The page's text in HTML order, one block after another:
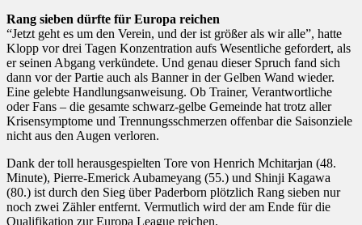
Rang sieben dürfte für Europa reichen
“Jetzt geht es um den Verein, und der ist größer als wir alle”, hatte
Klopp vor drei Tagen Konzentration aufs Wesentliche gefordert, als
er seinen Abgang verkündete. Und genau dieser Spruch fand sich
dann vor der Partie auch als Banner in der Gelben Wand wieder.
Eine gelebte Handlungsanweisung. Ob Trainer, Verantwortliche
oder Fans – die gesamte schwarz-gelbe Gemeinde hat trotz aller
Krisensymptome und Trennungsschmerzen offenbar die Saisonziele
nicht aus den Augen verloren.
Dank der toll herausgespielten Tore von Henrich Mchitarjan (48.
Minute), Pierre-Emerick Aubameyang (55.) und Shinji Kagawa
(80.) ist durch den Sieg über Paderborn plötzlich Rang sieben nur
noch zwei Zähler entfernt. Vermutlich wird der am Ende für die
Qualifikation zur Europa League reichen.